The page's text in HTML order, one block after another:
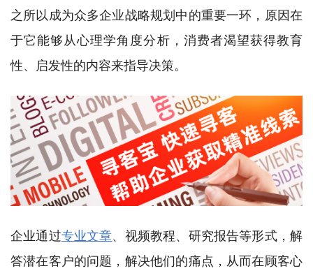
之所以成为众多企业战略规划中的重要一环，原因在
于它能够从心理学角度分析，消费者渴望获得教育
性、启发性的内容来指导决策。
企业通过专业文章、视频教程、研究报告等形式，解
答潜在客户的问题，解决他们的痛点，从而在顾客心